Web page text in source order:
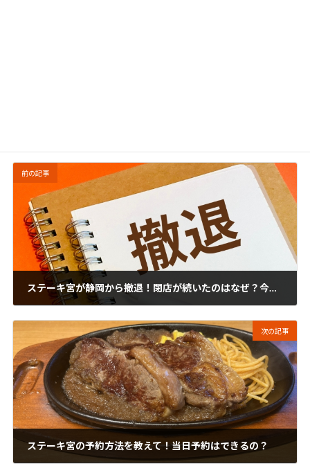
前の記事
ステーキ宮が静岡から撤退！閉店が続いたのはなぜ？今後はどうなる？
次の記事
ステーキ宮の予約方法を教えて！当日予約はできるの？